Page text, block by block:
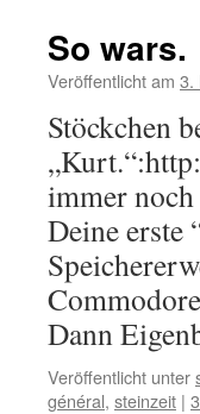
So wars.
Veröffentlicht am 3.
Stöckchen
immer
Deine erste
Dann
Veröffentlicht unter
général, steinzeit |